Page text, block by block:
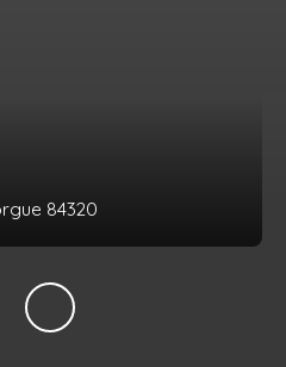
84320